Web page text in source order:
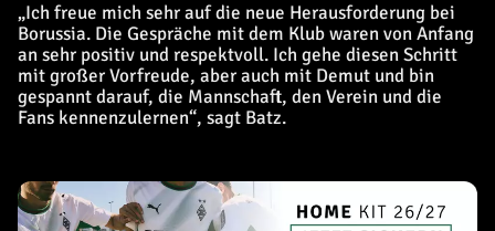
„Ich freue mich sehr auf die neue Herausforderung bei
Borussia. Die Gespräche mit dem Klub waren von Anfang
an sehr positiv und respektvoll. Ich gehe diesen Schritt
mit großer Vorfreude, aber auch mit Demut und bin
gespannt darauf, die Mannschaft, den Verein und die
Fans kennenzulernen“, sagt Batz.